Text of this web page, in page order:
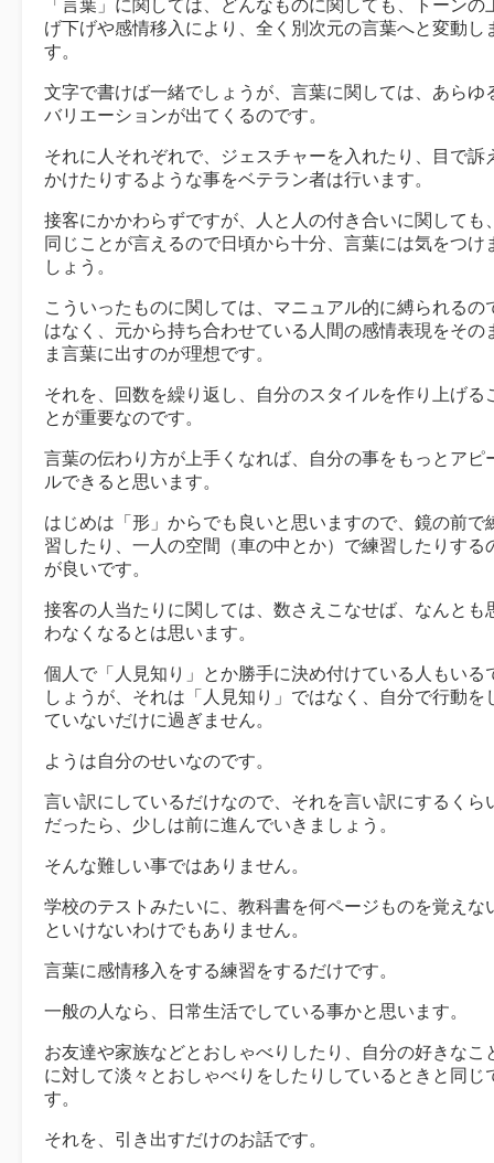
「言葉」に関しては、どんなものに関しても、トーンの
げ下げや感情移入により、全く別次元の言葉へと変動し
す。
文字で書けば一緒でしょうが、言葉に関しては、あらゆ
バリエーションが出てくるのです。
それに人それぞれで、ジェスチャーを入れたり、目で訴
かけたりするような事をベテラン者は行います。
接客にかかわらずですが、人と人の付き合いに関しても
同じことが言えるので日頃から十分、言葉には気をつけ
しょう。
こういったものに関しては、マニュアル的に縛られるの
はなく、元から持ち合わせている人間の感情表現をその
ま言葉に出すのが理想です。
それを、回数を繰り返し、自分のスタイルを作り上げる
とが重要なのです。
言葉の伝わり方が上手くなれば、自分の事をもっとアピ
ルできると思います。
はじめは「形」からでも良いと思いますので、鏡の前で
習したり、一人の空間（車の中とか）で練習したりする
が良いです。
接客の人当たりに関しては、数さえこなせば、なんとも
わなくなるとは思います。
個人で「人見知り」とか勝手に決め付けている人もいる
しょうが、それは「人見知り」ではなく、自分で行動を
ていないだけに過ぎません。
ようは自分のせいなのです。
言い訳にしているだけなので、それを言い訳にするくら
だったら、少しは前に進んでいきましょう。
そんな難しい事ではありません。
学校のテストみたいに、教科書を何ページものを覚えな
といけないわけでもありません。
言葉に感情移入をする練習をするだけです。
一般の人なら、日常生活でしている事かと思います。
お友達や家族などとおしゃべりしたり、自分の好きなこ
に対して淡々とおしゃべりをしたりしているときと同じ
す。
それを、引き出すだけのお話です。